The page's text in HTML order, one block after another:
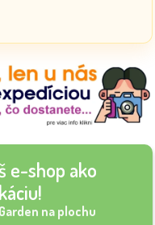
e-shop ako
na plochu